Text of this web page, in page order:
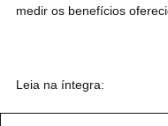
medir os benefícios
Leia na íntegra: